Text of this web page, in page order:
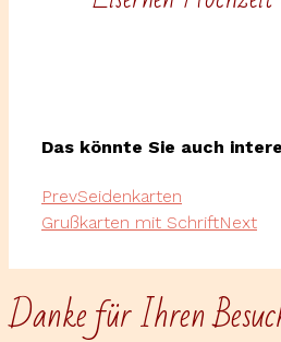
Das könnte Sie auch
PrevSeidenkarten
Grußkarten mit SchriftNext
Danke für Ihren